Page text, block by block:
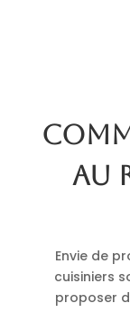
au
Envie de
cuisiniers
proposer